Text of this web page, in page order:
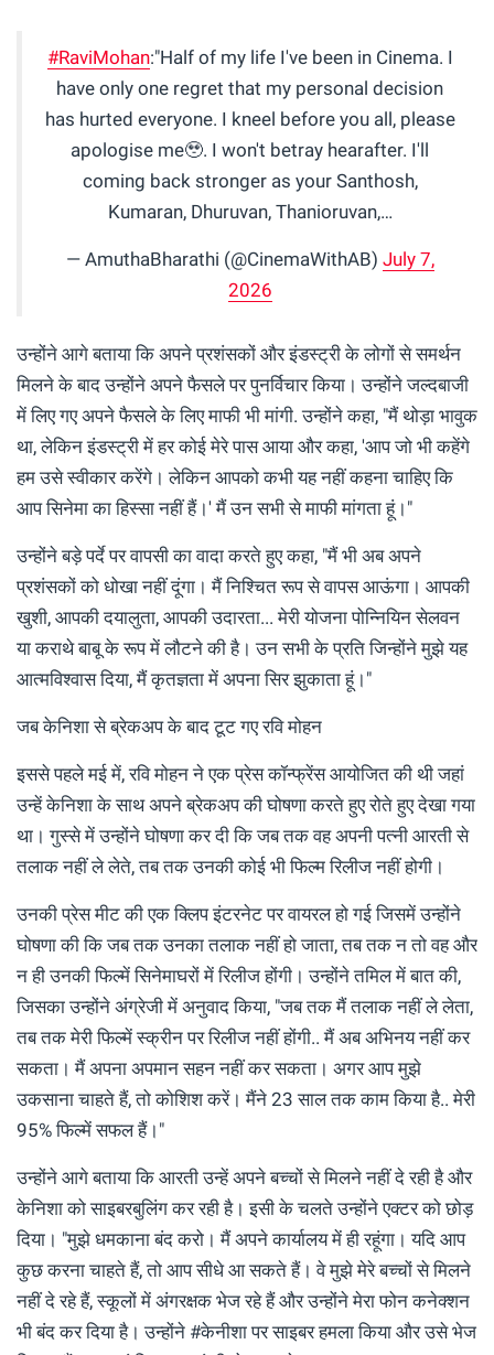
#RaviMohan:"Half of my life I've been in Cinema. I
have only one regret that my personal decision
has hurted everyone. I kneel before you all, please
apologise me🥹. I won't betray hearafter. I'll
coming back stronger as your Santhosh,
Kumaran, Dhuruvan, Thanioruvan,…
— AmuthaBharathi (@CinemaWithAB) July 7,
2026
उन्होंने आगे बताया कि अपने प्रशंसकों और इंडस्ट्री के लोगों से समर्थन
मिलने के बाद उन्होंने अपने फैसले पर पुनर्विचार किया। उन्होंने जल्दबाजी
में लिए गए अपने फैसले के लिए माफी भी मांगी. उन्होंने कहा, "मैं थोड़ा भावुक
था, लेकिन इंडस्ट्री में हर कोई मेरे पास आया और कहा, 'आप जो भी कहेंगे
हम उसे स्वीकार करेंगे। लेकिन आपको कभी यह नहीं कहना चाहिए कि
आप सिनेमा का हिस्सा नहीं हैं।' मैं उन सभी से माफी मांगता हूं।"
उन्होंने बड़े पर्दे पर वापसी का वादा करते हुए कहा, "मैं भी अब अपने
प्रशंसकों को धोखा नहीं दूंगा। मैं निश्चित रूप से वापस आऊंगा। आपकी
खुशी, आपकी दयालुता, आपकी उदारता... मेरी योजना पोन्नियिन सेलवन
या कराथे बाबू के रूप में लौटने की है। उन सभी के प्रति जिन्होंने मुझे यह
आत्मविश्वास दिया, मैं कृतज्ञता में अपना सिर झुकाता हूं।"
जब केनिशा से ब्रेकअप के बाद टूट गए रवि मोहन
इससे पहले मई में, रवि मोहन ने एक प्रेस कॉन्फ्रेंस आयोजित की थी जहां
उन्हें केनिशा के साथ अपने ब्रेकअप की घोषणा करते हुए रोते हुए देखा गया
था। गुस्से में उन्होंने घोषणा कर दी कि जब तक वह अपनी पत्नी आरती से
तलाक नहीं ले लेते, तब तक उनकी कोई भी फिल्म रिलीज नहीं होगी।
उनकी प्रेस मीट की एक क्लिप इंटरनेट पर वायरल हो गई जिसमें उन्होंने
घोषणा की कि जब तक उनका तलाक नहीं हो जाता, तब तक न तो वह और
न ही उनकी फिल्में सिनेमाघरों में रिलीज होंगी। उन्होंने तमिल में बात की,
जिसका उन्होंने अंग्रेजी में अनुवाद किया, "जब तक मैं तलाक नहीं ले लेता,
तब तक मेरी फिल्में स्क्रीन पर रिलीज नहीं होंगी.. मैं अब अभिनय नहीं कर
सकता। मैं अपना अपमान सहन नहीं कर सकता। अगर आप मुझे
उकसाना चाहते हैं, तो कोशिश करें। मैंने 23 साल तक काम किया है.. मेरी
95% फिल्में सफल हैं।"
उन्होंने आगे बताया कि आरती उन्हें अपने बच्चों से मिलने नहीं दे रही है और
केनिशा को साइबरबुलिंग कर रही है। इसी के चलते उन्होंने एक्टर को छोड़
दिया। "मुझे धमकाना बंद करो। मैं अपने कार्यालय में ही रहूंगा। यदि आप
कुछ करना चाहते हैं, तो आप सीधे आ सकते हैं। वे मुझे मेरे बच्चों से मिलने
नहीं दे रहे हैं, स्कूलों में अंगरक्षक भेज रहे हैं और उन्होंने मेरा फोन कनेक्शन
भी बंद कर दिया है। उन्होंने #केनीशा पर साइबर हमला किया और उसे भेज